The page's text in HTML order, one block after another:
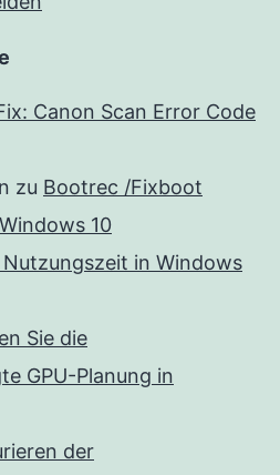
Canon Scan Error Code
zu Bootrec /Fixboot
10
in Windows
Sie die
GPU-Planung in
der